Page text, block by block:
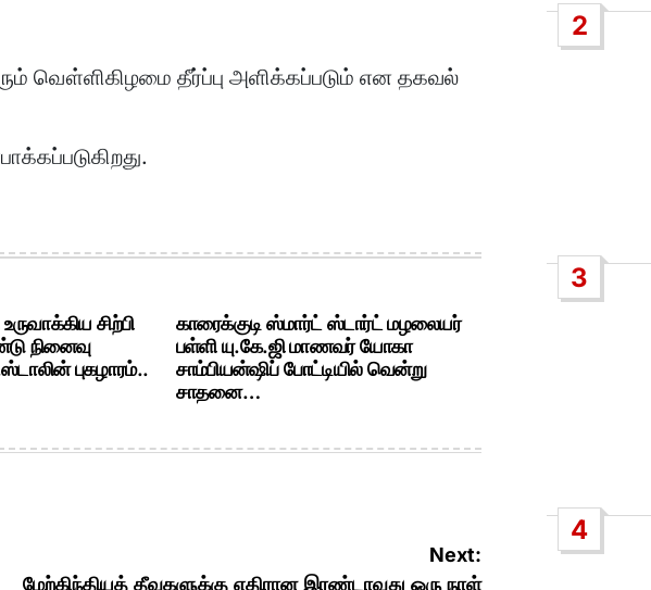
வௌ்ளிகிழமை தீர்ப்பு அளிக்கப்படும் என தகவல்
சிற்பி
நினைவு
புகழாரம்..
காரைக்குடி ஸ்மார்ட் ஸ்டார்ட் மழலையர்
பள்ளி யு.கே.ஜி மாணவர் யோகா
சாம்பியன்ஷிப் போட்டியில் வென்று
சாதனை…
Next:
மேற்கிந்தியத் தீவுகளுக்கு எதிரான இரண்டாவது ஒரு நாள்
2
3
4